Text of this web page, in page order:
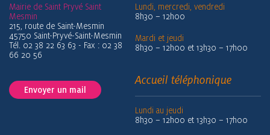
Mairie de Saint Pryvé Saint
Mesmin
215, route de Saint-Mesmin
45750 Saint-Pryvé-Saint-Mesmin
Tél. 02 38 22 63 63 - Fax : 02 38
66 20 56
Envoyer un mail
Lundi, mercredi, vendredi
8h30 – 12h00
Mardi et jeudi
8h30 – 12h00 et 13h30 – 17h00
Accueil téléphonique
Lundi au jeudi
8h30 – 12h00 et 13h30 – 17h00